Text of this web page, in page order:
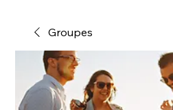
Groupes